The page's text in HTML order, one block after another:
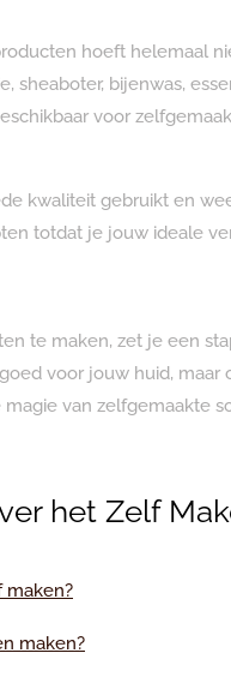
hoeft helemaal
sheaboter, bijenwas,
voor
kwaliteit gebruikt en
totdat je jouw ideale
te maken, zet je een
voor jouw huid, maar
van zelfgemaakte
het Zelf
maken?
maken?